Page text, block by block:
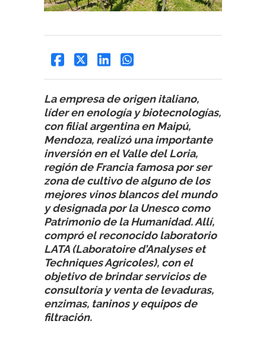
La empresa de origen italiano,
líder en enología y biotecnologías,
con filial argentina en Maipú,
Mendoza, realizó una importante
inversión en el Valle del Loria,
región de Francia famosa por ser
zona de cultivo de alguno de los
mejores vinos blancos del mundo
y designada por la Unesco como
Patrimonio de la Humanidad. Allí,
compró el reconocido laboratorio
LATA (Laboratoire d’Analyses et
Techniques Agricoles), con el
objetivo de brindar servicios de
consultoría y venta de levaduras,
enzimas, taninos y equipos de
filtración.